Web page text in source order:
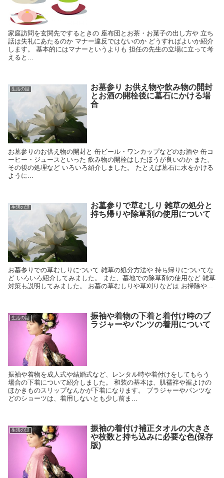
家庭訪問を玄関先でするときの 座布団とお茶・お菓子の出し方や 立ち
話は失礼にあたるのか マナー違反ではないのか どうすればよいか紹介
します。 基本的にはマナーというよりも 担任の先生の立場に立って考
えると...
生活の話
お墓参り お供え物や飲み物の開封
とお酒の開栓後に墓石にかける場
合
お墓参りのお供え物の開封と 缶ビール・ワンカップなどのお酒や 缶コ
ーヒー・ジュースといった 飲み物の開栓はしたほうが良いのか また、
その後の処理など いろいろ紹介しました。 たとえば墓石に水をかける
ように...
生活の話
お墓参りで草むしり 雑草の処分と
持ち帰りや除草剤の使用について
お墓参りでの草むしりについて 雑草の処分方法や 持ち帰りについてな
ど いろいろ紹介してみました。 また、墓地での除草剤の使用など 雑草
対策も説明してみました。 お墓の草むしりや草刈りなどは お掃除や...
生活の話
振袖や着物の下着と着付け時のブ
ラジャーやパンツの着用について
振袖や着物を成人式や結婚式など、レンタル時や着付けをしてもらう
場合の下着について紹介しました。 和装の基本は、肌襦袢や裾よけの
ほかきものスリップなんかが下着になります。 ブラジャーやパンツな
どのショーツは、着用しないとも少し前ま...
生活の話
振袖の着付け補正タオルの大きさ
や枚数と持ち込みに必要な色(保存
版)